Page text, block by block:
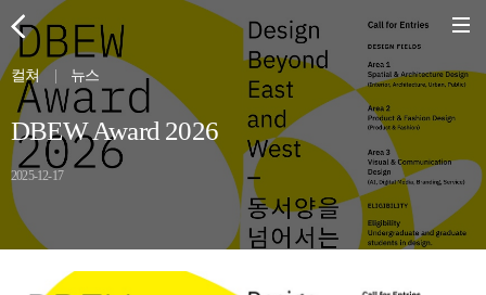
컬쳐 뉴스
DBEW Award 2026
2025-12-17